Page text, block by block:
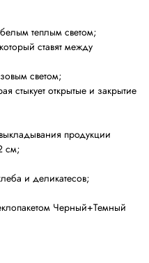
теплым светом;
ставят между
светом;
стыкует открытые и закрытие
продукции
см;
и деликатесов;
Черный+Темный